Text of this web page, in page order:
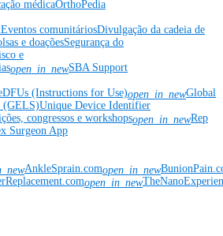
médicaOrthoPedia
Eventos comunitáriosDivulgação da cadeia de
e doaçõesSegurança do
e
open_in_newSBA Support
(Instructions for Use)open_in_newGlobal
(GELS)Unique Device Identifier
congressos e workshopsopen_in_newRep
Surgeon App
AnkleSprain.comopen_in_new
open_in_new